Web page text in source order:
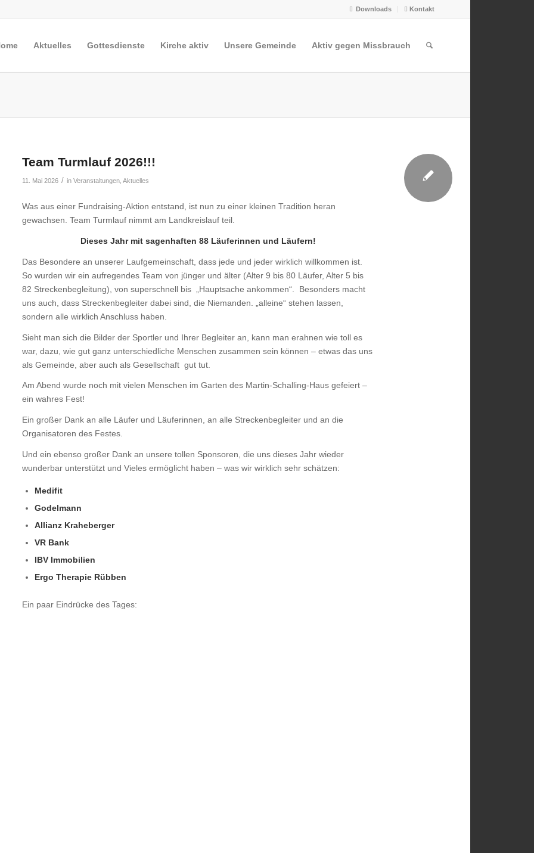
Downloads Kontakt
Aktuelles Gottesdienste Kirche aktiv Unsere Gemeinde Aktiv gegen Missbrauch
Team Turmlauf 2026!!!
11. Mai 2026 / inVeranstaltungen ,Aktuelles
Was aus einer Fundraising-Aktion entstand, ist nun zu einer kleinen Tradition heran
gewachsen. Team Turmlauf nimmt am Landkreislauf teil.
Dieses Jahr mit sagenhaften 88 Läuferinnen und Läufern!
Das Besondere an unserer Laufgemeinschaft, dass jede und jeder wirklich willkommen ist.
So wurden wir ein aufregendes Team von jünger und älter (Alter 9 bis 80 Läufer, Alter 5 bis
82 Streckenbegleitung), von superschnell bis „Hauptsache ankommen“. Besonders macht
uns auch, dass Streckenbegleiter dabei sind, die Niemanden. „alleine“ stehen lassen,
sondern alle wirklich Anschluss haben.
Sieht man sich die Bilder der Sportler und Ihrer Begleiter an, kann man erahnen wie toll es
war, dazu, wie gut ganz unterschiedliche Menschen zusammen sein können – etwas das uns
als Gemeinde, aber auch als Gesellschaft gut tut.
Am Abend wurde noch mit vielen Menschen im Garten des Martin-Schalling-Haus gefeiert –
ein wahres Fest!
Ein großer Dank an alle Läufer und Läuferinnen, an alle Streckenbegleiter und an die
Organisatoren des Festes.
Und ein ebenso großer Dank an unsere tollen Sponsoren, die uns dieses Jahr wieder
wunderbar unterstützt und Vieles ermöglicht haben – was wir wirklich sehr schätzen:
Medifit
Godelmann
Allianz Kraheberger
VR Bank
IBV Immobilien
Ergo Therapie Rübben
Ein paar Eindrücke des Tages: